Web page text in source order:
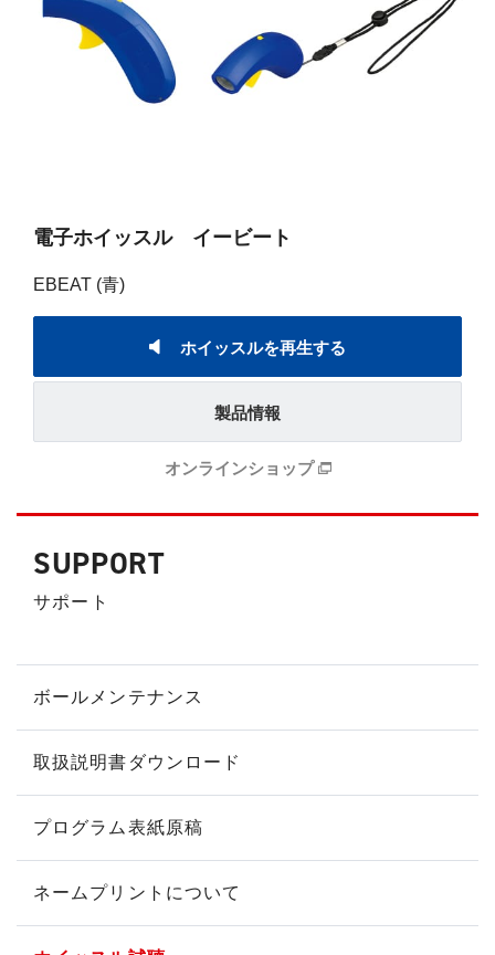
電子ホイッスル イービート
EBEAT (青)
ホイッスルを再生する
製品情報
オンラインショップ
SUPPORT
サポート
ボールメンテナンス
取扱説明書ダウンロード
プログラム表紙原稿
ネームプリントについて